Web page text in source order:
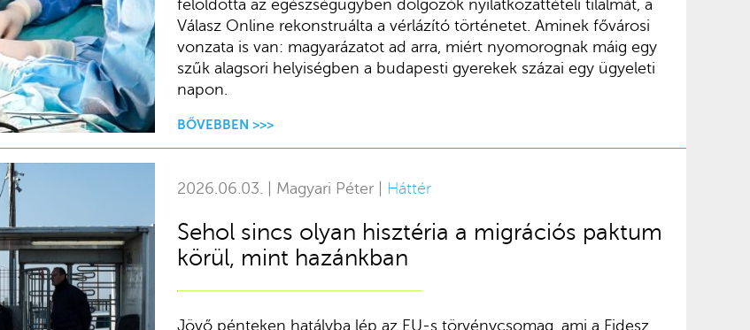
feloldotta az egészségügyben dolgozók nyilatkozattételi tilalmát, a
Válasz Online rekonstruálta a vérlázító történetet. Aminek fővárosi
vonzata is van: magyarázatot ad arra, miért nyomorognak máig egy
szűk alagsori helyiségben a budapesti gyerekek százai egy ügyeleti
napon.
BŐVEBBEN >>>
2026.06.03. | Magyari Péter | Háttér
Sehol sincs olyan hisztéria a migrációs paktum
körül, mint hazánkban
Jövő pénteken hatályba lép az EU-s törvénycsomag, ami a Fidesz